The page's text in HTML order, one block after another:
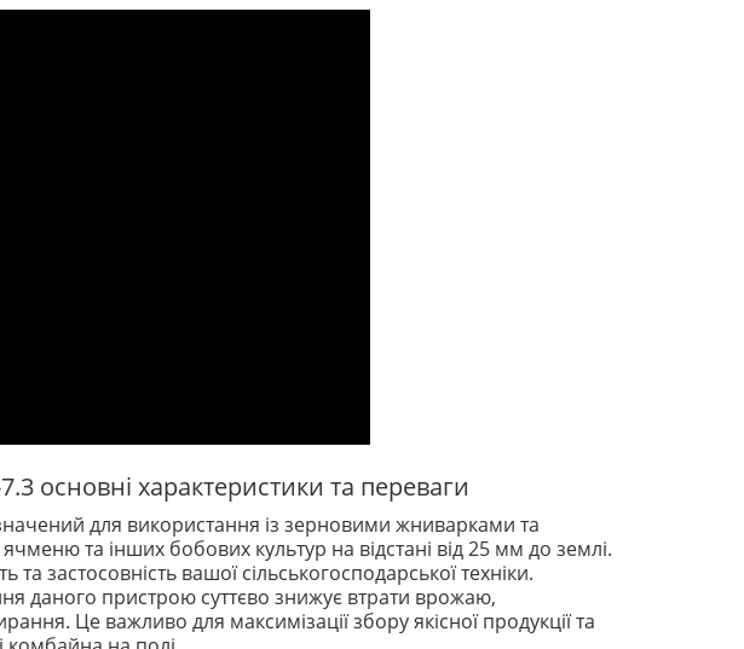
основні характеристики та переваги
для використання із зерновими жниварками та
та інших бобових культур на відстані від 25 мм до землі.
застосовність вашої сільськогосподарської техніки.
даного пристрою суттєво знижує втрати врожаю,
Це важливо для максимізації збору якісної продукції та